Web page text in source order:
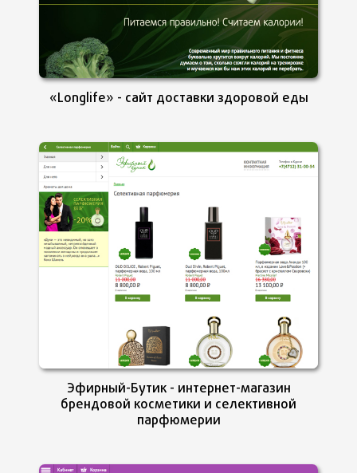
«Longlife» - сайт доставки здоровой еды
Эфирный-Бутик - интернет-магазин
брендовой косметики и селективной
парфюмерии